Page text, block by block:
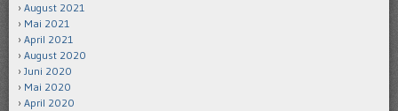
August 2021
Mai 2021
April 2021
August 2020
Juni 2020
Mai 2020
April 2020